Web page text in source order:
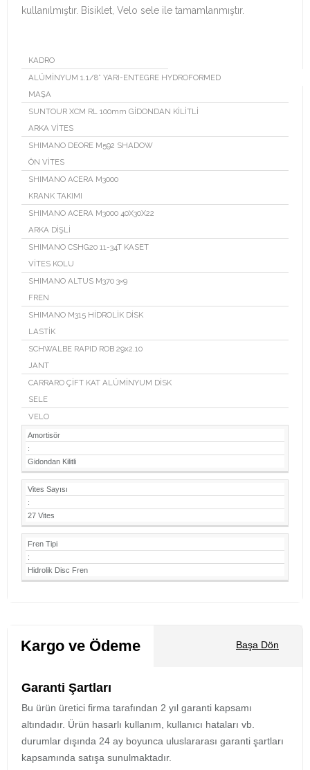
kullanılmıştır. Bisiklet, Velo sele ile tamamlanmıştır.
KADRO
ALÜMİNYUM 1.1/8” YARI-ENTEGRE HYDROFORMED
MAŞA
SUNTOUR XCM RL 100mm GİDONDAN KİLİTLİ
ARKA VİTES
SHIMANO DEORE M592 SHADOW
ÖN VİTES
SHIMANO ACERA M3000
KRANK TAKIMI
SHIMANO ACERA M3000 40X30X22
ARKA DİŞLİ
SHIMANO CSHG20 11-34T KASET
VİTES KOLU
SHIMANO ALTUS M370 3×9
FREN
SHIMANO M315 HİDROLİK DİSK
LASTİK
SCHWALBE RAPID ROB 29x2.10
JANT
CARRARO ÇİFT KAT ALÜMİNYUM DİSK
SELE
VELO
Amortisör
:
Gidondan Kilitli
Vites Sayısı
:
27 Vites
Fren Tipi
:
Hidrolik Disc Fren
Kargo ve Ödeme Başa Dön
Garanti Şartları
Bu ürün üretici firma tarafından 2 yıl garanti kapsamı
altındadır. Ürün hasarlı kullanım, kullanıcı hataları vb.
durumlar dışında 24 ay boyunca uluslararası garanti şartları
kapsamında satışa sunulmaktadır.